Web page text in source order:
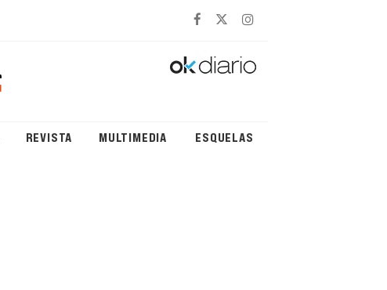
REVISTA MULTIMEDIA ESQUELAS